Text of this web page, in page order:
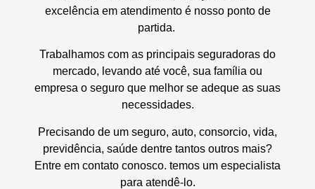
excelência em atendimento é nosso ponto de
partida.
Trabalhamos com as principais seguradoras do
mercado, levando até você, sua família ou
empresa o seguro que melhor se adeque as suas
necessidades.
Precisando de um seguro, auto, consorcio, vida,
previdência, saúde dentre tantos outros mais?
Entre em contato conosco. temos um especialista
para atendê-lo.